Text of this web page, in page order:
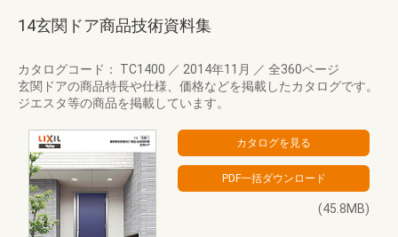
14玄関ドア商品技術資料集
カタログコード： TC1400 ／ 2014年11月 ／ 全360ページ
玄関ドアの商品特長や仕様、価格などを掲載したカタログです。
ジエスタ等の商品を掲載しています。
(45.8MB)